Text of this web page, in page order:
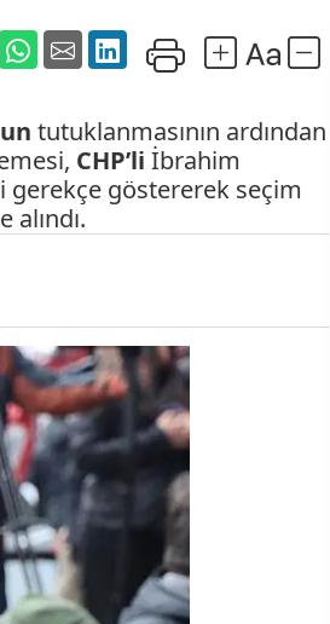
tutuklanmasının ardından
CHP’li İbrahim
gerekçe göstererek seçim
alındı.